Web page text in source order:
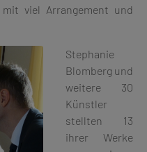
viel Arrangement und
Stephanie
Blomberg und
weitere 30
Künstler
stellten 13
ihrer Werke